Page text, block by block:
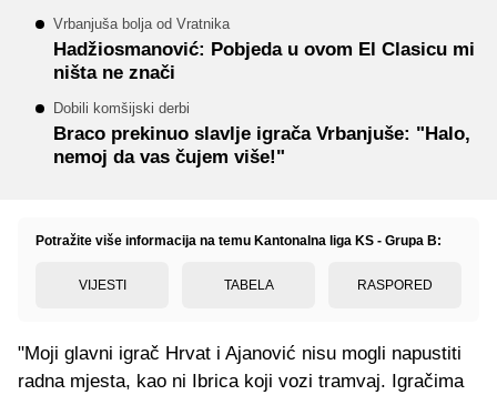
Vrbanjuša bolja od Vratnika
Hadžiosmanović: Pobjeda u ovom El Clasicu mi
ništa ne znači
Dobili komšijski derbi
Braco prekinuo slavlje igrača Vrbanjuše: "Halo,
nemoj da vas čujem više!"
Potražite više informacija na temu Kantonalna liga KS - Grupa B:
VIJESTI TABELA RASPORED
"Moji glavni igrač Hrvat i Ajanović nisu mogli napustiti
radna mjesta, kao ni Ibrica koji vozi tramvaj. Igračima